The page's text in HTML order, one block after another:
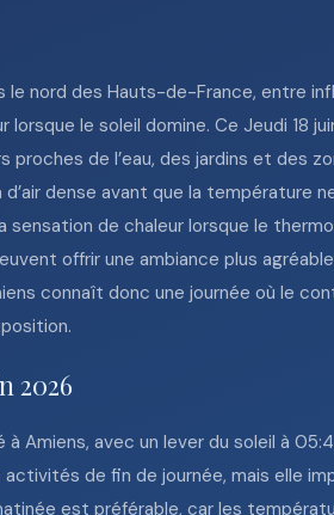
nord des Hauts-de-France, entre
le soleil domine. Ce Jeudi 18
de l’eau, des jardins et des
dense avant que la température
de chaleur lorsque le
offrir une ambiance plus
connaît donc une journée où le
2026
Amiens, avec un lever du soleil à
de fin de journée, mais elle
est préférable, car les